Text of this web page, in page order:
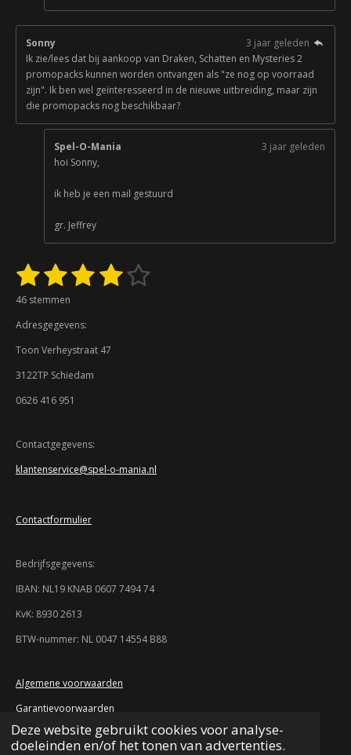
Deze website gebruikt cookies voor analyse-
doeleinden en/of het tonen van advertenties.
Sonny
3 jaar geleden
Ik zie/lees dat bij aankoop van Draken, Schatten en Mysteries 2
promopacks kunnen worden ontvangen als "ze nog op voorraad
zijn". Ik ben wel geïnteresseerd in de nieuwe uitbreiding, maar zijn
die promopacks nog beschikbaar?
Spel-O-Mania
3 jaar geleden
hoi Sonny,
ik heb je een mail gestuurd
gr. Jeffrey
R
t
n
g
3
.
4
8
0
9
5
s
e
r
n
1
s
t
e
r
2
s
t
e
r
r
n
3
t
e
r
r
n
4
e
5
46 stemmen
Adresgegevens:
Toon Verheystraat 47
3122TP Schiedam
0626 416 951
Contactgegevens:
klantenservice@spel-o-mania.nl
Contactformulier
Bedrijfsgegevens:
IBAN: NL19 KNAB 0607 7494 74
KvK: 8930 2613
BTW-nummer: NL 0047 14554 B88
Algemene voorwaarden
Garantievoorwaarden
Retourvoorwaarden